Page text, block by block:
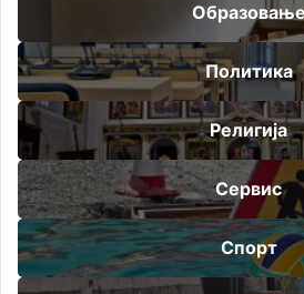
Политика
Религија
Сервис
Спорт